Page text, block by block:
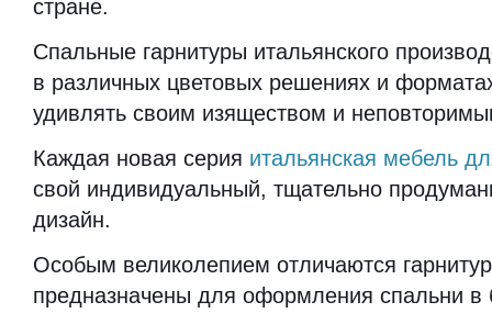
стране.
Спальные гарнитуры итальянского
в различных цветовых решениях и
удивлять своим изяществом и
Каждая новая серия итальянская мебель
свой индивидуальный, тщательно
дизайн.
Особым великолепием отличаются
предназначены для оформления спальни в